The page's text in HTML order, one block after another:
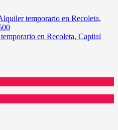
en Recoleta, Capital